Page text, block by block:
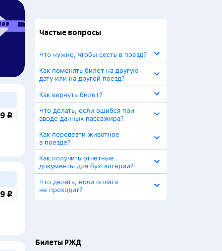
₽
₽
Частые вопросы
Что нужно, чтобы сесть в поезд?
Как поменять билет на другую
дату или на другой поезд?
Как вернуть билет?
Что делать, если ошибся при
вводе данных пассажира?
Как перевезти животное
в поезде?
Как получить отчетные
документы для бухгалтерии?
Что делать, если оплата
не проходит?
Билеты РЖД